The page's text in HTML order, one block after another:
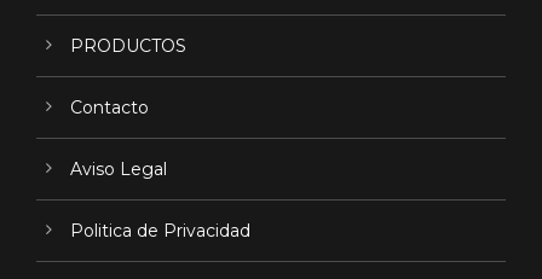
PRODUCTOS
Contacto
Aviso Legal
Politica de Privacidad